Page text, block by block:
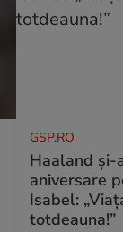
GSP.RO
Haaland
aniversare
Isabel:
totdeauna!”